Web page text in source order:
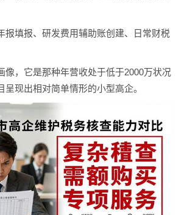
报填报、研发费用辅助账创建、日常财税
像，它是那种年营收处于低于2000万状况
呈现出相对简单情形的小型高企。